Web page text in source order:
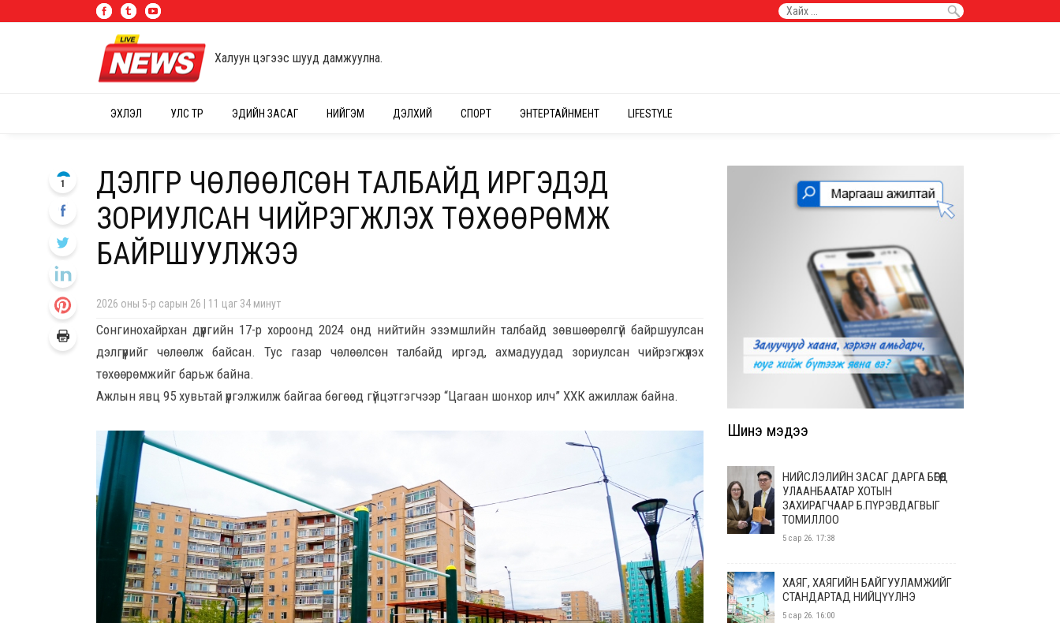
Халуун цэгээс шууд дамжуулна.
ЭХЛЭЛ УЛС ТӨР ЭДИЙН ЗАСАГ НИЙГЭМ ДЭЛХИЙ СПОРТ ЭНТЕРТАЙНМЕНТ LIFESTYLE
ДЭЛГҮҮР ЧӨЛӨӨЛСӨН ТАЛБАЙД ИРГЭДЭД
ЗОРИУЛСАН ЧИЙРЭГЖҮҮЛЭХ ТӨХӨӨРӨМЖ
БАЙРШУУЛЖЭЭ
2026 оны 5-р сарын 26 | 11 цаг 34 минут
1
Сонгинохайрхан дүүргийн 17-р хороонд 2024 онд нийтийн эзэмшлийн талбайд зөвшөөрөлгүй байршуулсан
дэлгүүрийг чөлөөлж байсан. Тус газар чөлөөлсөн талбайд иргэд, ахмадуудад зориулсан чийрэгжүүлэх
төхөөрөмжийг барьж байна.
Ажлын явц 95 хувьтай үргэлжилж байгаа бөгөөд гүйцэтгэгчээр “Цагаан шонхор илч” ХХК ажиллаж байна.
Шинэ мэдээ
НИЙСЛЭЛИЙН ЗАСАГ ДАРГА БӨГӨӨД
УЛААНБААТАР ХОТЫН
ЗАХИРАГЧААР Б.ПҮРЭВДАГВЫГ
ТОМИЛЛОО
5 сар 26. 17:38
ХАЯГ, ХАЯГИЙН БАЙГУУЛАМЖИЙГ
СТАНДАРТАД НИЙЦҮҮЛНЭ
5 сар 26. 16:00